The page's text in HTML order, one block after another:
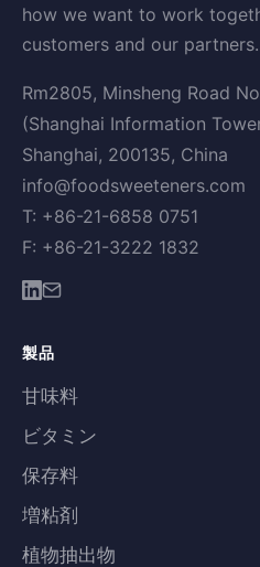
how we want to work
customers and our partners.
Rm2805, Minsheng Road
(Shanghai Information
Shanghai, 200135, China
info@foodsweeteners.com
T: +86-21-6858 0751
F: +86-21-3222 1832
製品
甘味料
ビタミン
保存料
増粘剤
植物抽出物